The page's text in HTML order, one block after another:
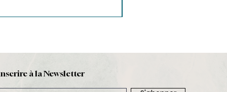
à la Newsletter